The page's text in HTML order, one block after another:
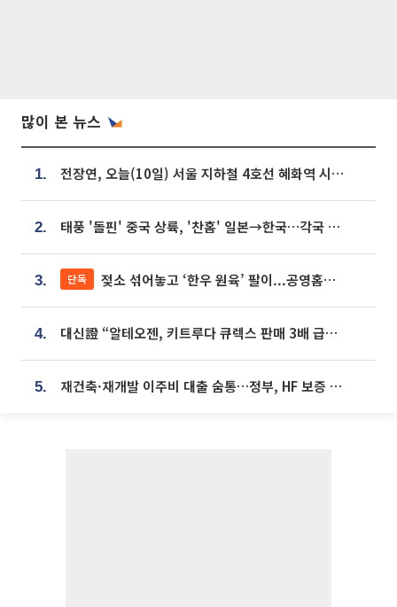
많이 본 뉴스
1. 전장연, 오늘(10일) 서울 지하철 4호선 혜화역 시위…1호선 용산역 무정차
2. 태풍 '돌핀' 중국 상륙, '찬홈' 일본→한국…각국 기상청 예상 경로는?
3. 단독 젖소 섞어놓고 ‘한우 원육’ 팔이...공영홈쇼핑 표기·검증 구멍
4. 대신證 “알테오젠, 키트루다 큐렉스 판매 3배 급증…목표가 41만원 상향”
5. 재건축·재개발 이주비 대출 숨통…정부, HF 보증 신설 추진